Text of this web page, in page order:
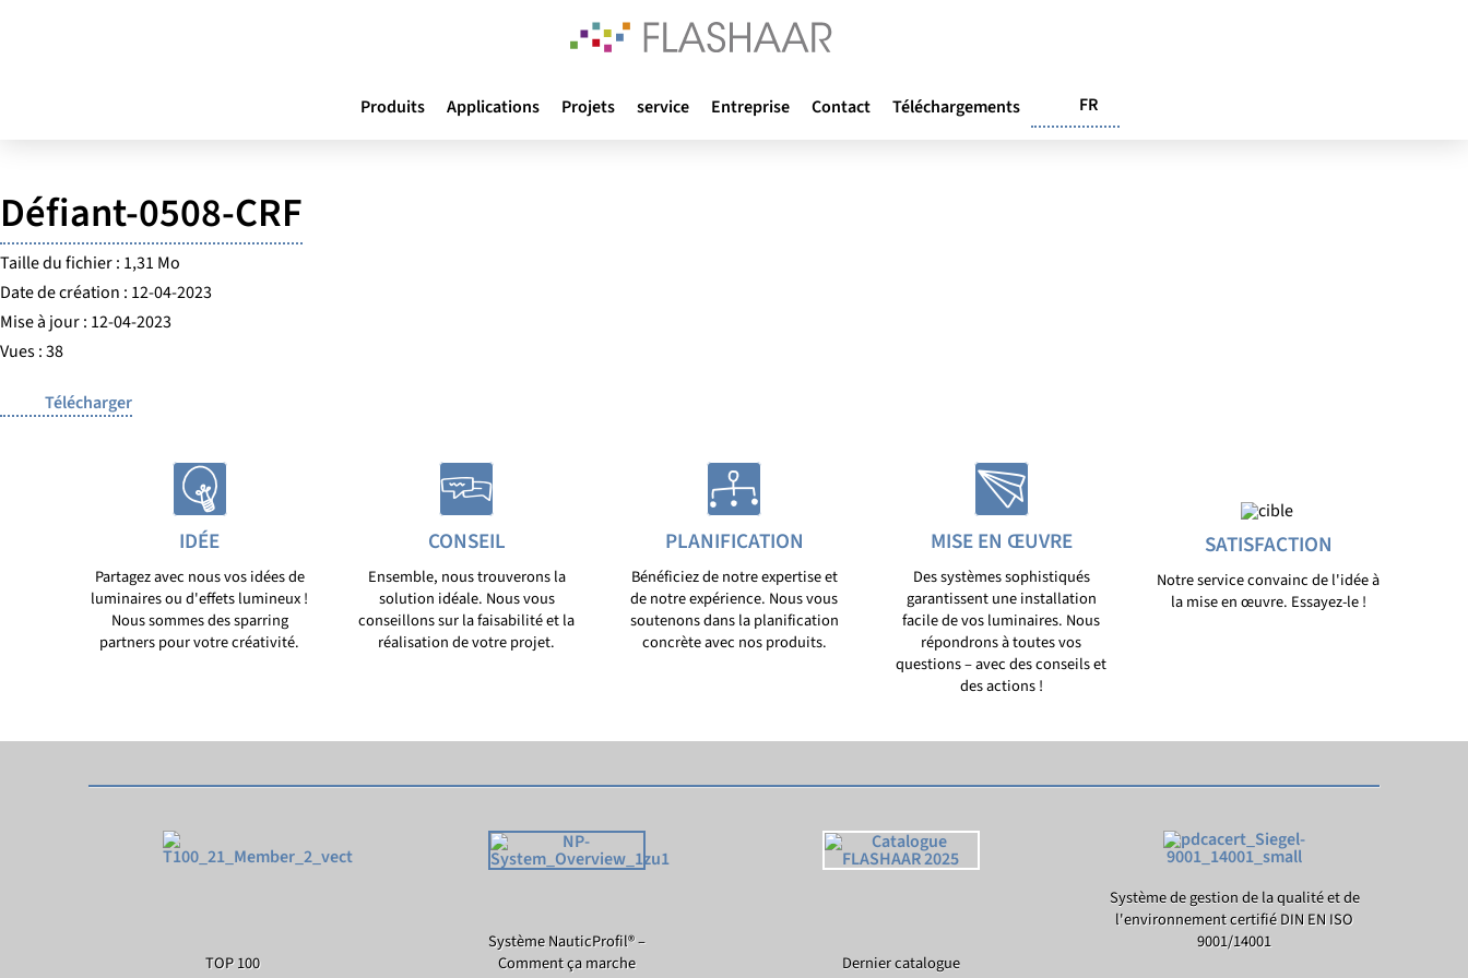
Produits Applications Projets service Entreprise Contact Téléchargements FR
Défiant-0508-CRF
Taille du fichier : 1,31 Mo
Date de création : 12-04-2023
Mise à jour : 12-04-2023
Vues : 38
Télécharger
IDÉE
Partagez avec nous vos idées de
luminaires ou d'effets lumineux !
Nous sommes des sparring
partners pour votre créativité.
CONSEIL
Ensemble, nous trouverons la
solution idéale. Nous vous
conseillons sur la faisabilité et la
réalisation de votre projet.
PLANIFICATION
Bénéficiez de notre expertise et
de notre expérience. Nous vous
soutenons dans la planification
concrète avec nos produits.
MISE EN ŒUVRE
Des systèmes sophistiqués
garantissent une installation
facile de vos luminaires. Nous
répondrons à toutes vos
questions – avec des conseils et
des actions !
SATISFACTION
Notre service convainc de l'idée à
la mise en œuvre. Essayez-le !
TOP 100
Système NauticProfil® –
Comment ça marche
Dernier catalogue
Système de gestion de la qualité et de
l'environnement certifié DIN EN ISO
9001/14001